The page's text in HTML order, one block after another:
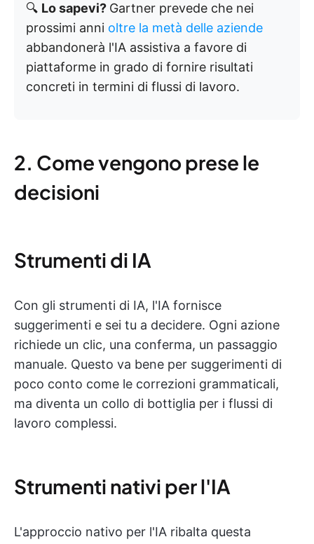
🔍 Lo sapevi? Gartner prevede che nei
prossimi anni oltre la metà delle aziende
abbandonerà l'IA assistiva a favore di
piattaforme in grado di fornire risultati
concreti in termini di flussi di lavoro.
2. Come vengono prese le
decisioni
Strumenti di IA
Con gli strumenti di IA, l'IA fornisce
suggerimenti e sei tu a decidere. Ogni azione
richiede un clic, una conferma, un passaggio
manuale. Questo va bene per suggerimenti di
poco conto come le correzioni grammaticali,
ma diventa un collo di bottiglia per i flussi di
lavoro complessi.
Strumenti nativi per l'IA
L'approccio nativo per l'IA ribalta questa